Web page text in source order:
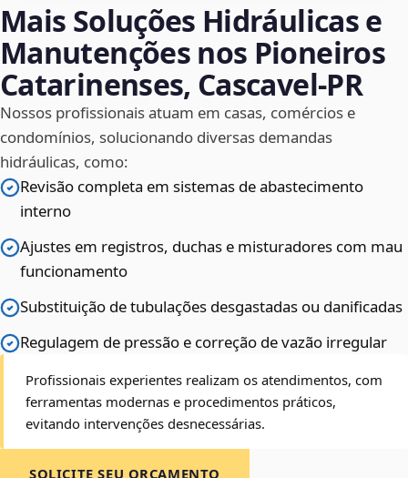
Mais Soluções Hidráulicas e
Manutenções nos Pioneiros
Catarinenses, Cascavel‑PR
Nossos profissionais atuam em casas, comércios e
condomínios, solucionando diversas demandas
hidráulicas, como:
Revisão completa em sistemas de abastecimento
interno
Ajustes em registros, duchas e misturadores com mau
funcionamento
Substituição de tubulações desgastadas ou danificadas
Regulagem de pressão e correção de vazão irregular
Profissionais experientes realizam os atendimentos, com
ferramentas modernas e procedimentos práticos,
evitando intervenções desnecessárias.
SOLICITE SEU ORÇAMENTO